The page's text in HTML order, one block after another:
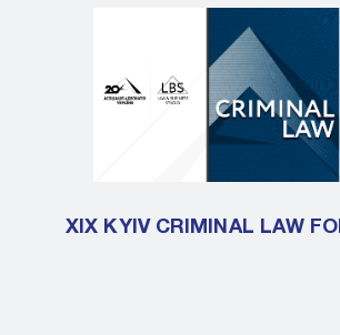
XIX KYIV CRIMINAL LAW